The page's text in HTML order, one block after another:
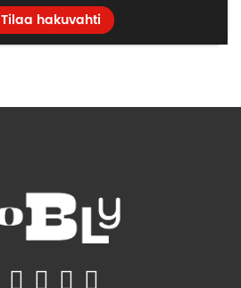
Tilaa hakuvahti